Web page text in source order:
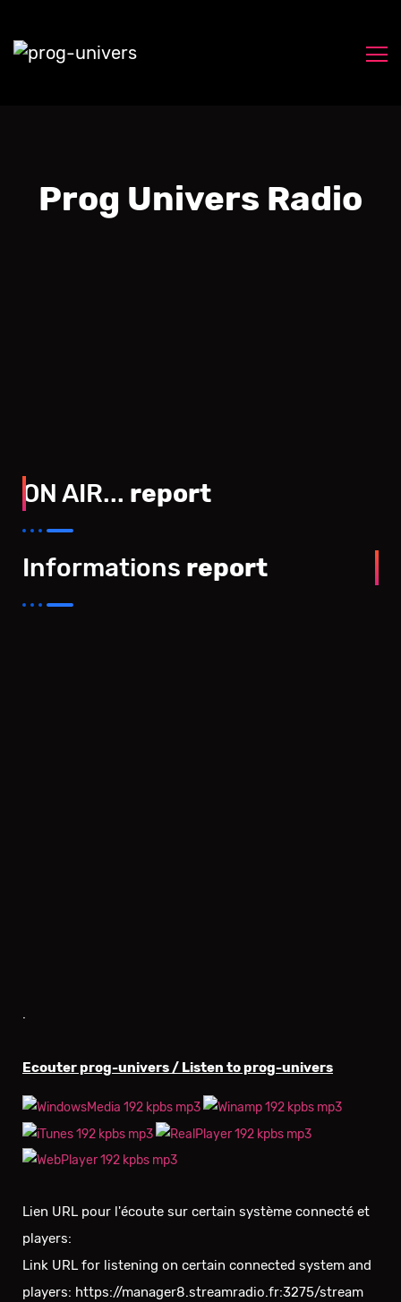
Prog Univers Radio
ON AIR... report
Informations report
.
Ecouter prog-univers / Listen to prog-univers
Lien URL pour l'écoute sur certain système connecté et
players:
Link URL for listening on certain connected system and
players: https://manager8.streamradio.fr:3275/stream